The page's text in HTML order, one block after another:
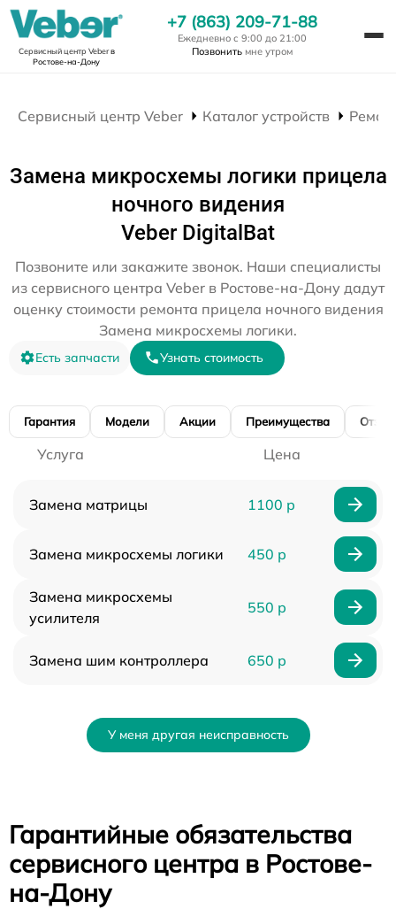
Сервисный центр Veberв
Ростове-на-Дону
+7 (863) 209-71-88
Ежедневно с 9:00 до 21:00
Позвонить мне утром
Сервисный центр Veber Каталог устройств
Замена микросхемы логики прицела
ночного видения
Veber DigitalBat
Позвоните или закажите звонок. Наши специалисты
из сервисного центра Veber в Ростове-на-Дону дадут
оценку стоимости ремонта прицела ночного видения
Замена микросхемы логики.
Есть запчасти Узнать стоимость
Гарантия Модели Акции Преимущества
Услуга Цена
Замена матрицы 1100 р
Замена микросхемы логики 450 р
Замена микросхемы
усилителя
550 р
Замена шим контроллера 650 р
У меня другая неисправность
Гарантийные обязательства
сервисного центра в Ростове-
на-Дону